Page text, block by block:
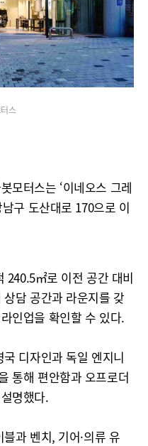
스
모터스는 ‘이네오스 그레
구 도산대로 170으로 이
240.5㎡로 이전 공간 대비
담 공간과 라운지를 갖
인업을 확인할 수 있다.
국 디자인과 독일 엔지니
통해 편안함과 오프로더
명했다.
과 벤치, 기어·의류 유